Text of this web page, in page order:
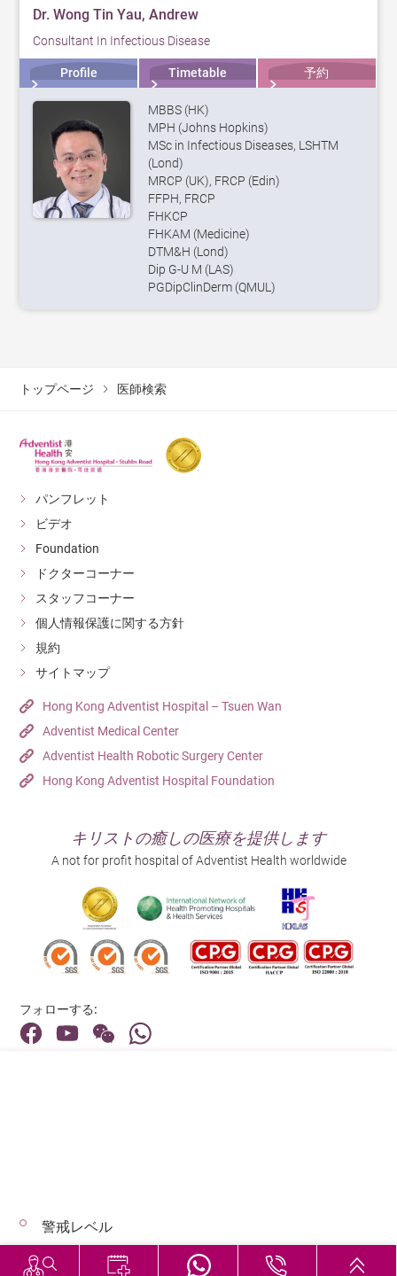
Dr. Wong Tin Yau, Andrew
Consultant In Infectious Disease
Profile Timetable 予約
MBBS (HK)
MPH (Johns Hopkins)
MSc in Infectious Diseases, LSHTM
(Lond)
MRCP (UK), FRCP (Edin)
FFPH, FRCP
FHKCP
FHKAM (Medicine)
DTM&H (Lond)
Dip G-U M (LAS)
PGDipClinDerm (QMUL)
トップページ 医師検索
パンフレット
ビデオ
Foundation
ドクターコーナー
スタッフコーナー
個人情報保護に関する方針
規約
サイトマップ
Hong Kong Adventist Hospital – Tsuen Wan
Adventist Medical Center
Adventist Health Robotic Surgery Center
Hong Kong Adventist Hospital Foundation
キリストの癒しの医療を提供します
A not for profit hospital of Adventist Health worldwide
フォローする:
© 2026 著作権©アドベンティストヘルス 無断転載を禁じます。
警戒レベル
Hospital Services During Bad Weather